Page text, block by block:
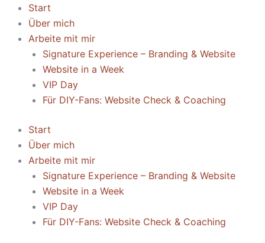
Start
Über mich
Arbeite mit mir
Signature Experience – Branding & Website
Website in a Week
VIP Day
Für DIY-Fans: Website Check & Coaching
Start
Über mich
Arbeite mit mir
Signature Experience – Branding & Website
Website in a Week
VIP Day
Für DIY-Fans: Website Check & Coaching